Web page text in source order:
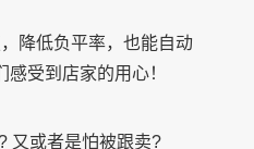
降低负平率，也能自动
受到店家的用心！
又或者是怕被跟卖?